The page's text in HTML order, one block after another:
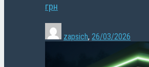
грн
zapsich, 26/03/2026